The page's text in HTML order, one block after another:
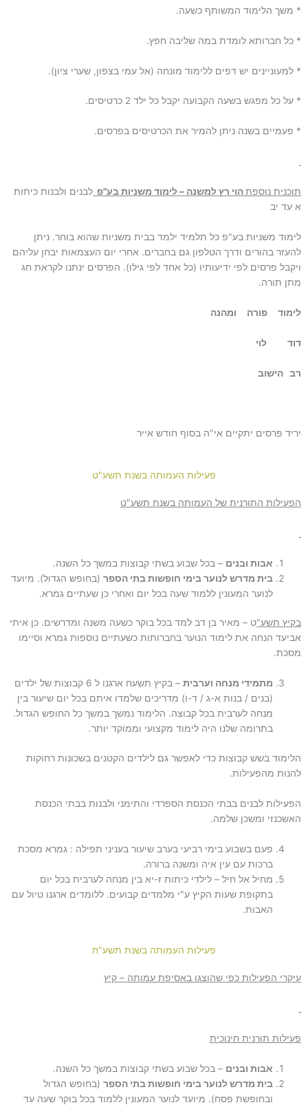
* משך הלימוד המשותף כשעה.
* כל חברותא לומדת במה שליבה חפץ.
* למעוניינים יש דפים ללימוד מונחה (אל עמי בצפון, שערי ציון).
* על כל מפגש בשעה הקבועה יקבל כל ילד 2 כרטיסים.
* פעמיים בשנה ניתן להמיר את הכרטיסים בפרסים.
תוכנית נוספתהוי רץ למשנה – לימוד משניות בע"פ לבנים ולבנות כיתות
א עד יב
לימוד משניות בע"פ כל תלמיד ילמד בבית משניות שהוא בוחר. ניתן
להעזר בהורים ודרך הטלפון גם בחברים. אחרי יום העצמאות יבחן עליהם
ויקבל פרסים לפי ידיעותיו (כל אחד לפי גילו). הפרסים ינתנו לקראת חג
מתן תורה.
לימוד פורה ומהנה
דוד לוי
רב הישוב
יריד פרסים יתקיים אי"ה בסוף חודש אייר
פעילות העמותה בשנת תשע"ט
הפעילות התורנית של העמותה בשנת תשע"ט
אבות ובנים – בכל שבוע בשתי קבוצות במשך כל השנה.
בית מדרש לנוער בימי חופשות בתי הספר (בחופש הגדול). מיועד
לנוער המעונין ללמוד שעה בכל יום ואחרי כן שעתיים גמרא.
בקיץ תשע"ט – מאיר בן דב למד בכל בוקר כשעה משנה ומדרשים. כן איתי
אביעד הנחה את לימוד הנוער בחברותות כשעתיים נוספות גמרא וסיימו
מסכת.
מתמידי מנחה וערבית
– בקיץ תשעח ארגנו ל 6 קבוצות של ילדים
(בנים / בנות א-ג / ד-ו) מדריכים שלמדו איתם בכל יום שיעור בין
מנחה לערבית בכל קבוצה. הלימוד נמשך במשך כל החופש הגדול.
בתרומה שלנו היה לימוד מקצועי וממוקד יותר.
הלימוד בשש קבוצות כדי לאפשר גם לילדים הקטנים בשכונות רחוקות
להנות מהפעילות.
הפעילות לבנים בבתי הכנסת הספרדי והתימני ולבנות בבתי הכנסת
האשכנזי ומשכן שלמה.
פעם בשבוע בימי רביעי בערב שיעור בעניני תפילה : גמרא מסכת
ברכות עם עין איה ומשנה ברורה.
מחיל אל חיל – לילדי כיתות ז-יא בין מנחה לערבית בכל יום
בתקופת שעות הקיץ ע"י מלמדים קבועים. ללומדים ארגנו טיול עם
האבות.
פעילות העמותה בשנת תשע"ח
עיקרי הפעילות כפי שהוצגו באסיפת עמותה – קיץ
פעילות תורנית חינוכית
אבות ובנים – בכל שבוע בשתי קבוצות במשך כל השנה.
בית מדרש לנוער בימי חופשות בתי הספר (בחופש הגדול
ובחופשת פסח). מיועד לנוער המעונין ללמוד בכל בוקר שעה עד